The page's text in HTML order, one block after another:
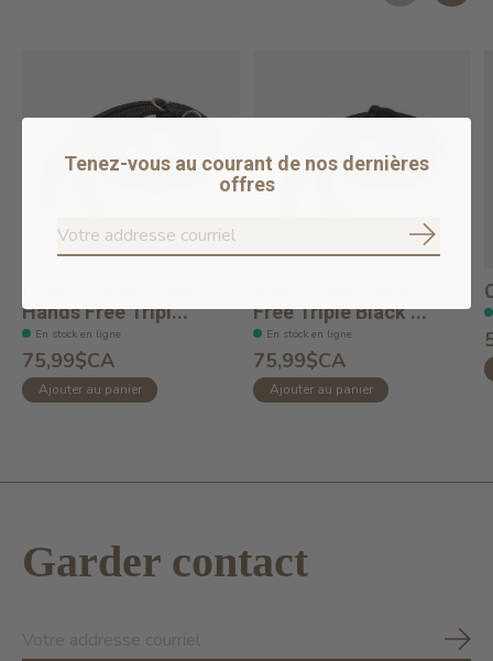
Hands Free Tripl...
En stock en ligne
75,99$CA
Ajouter au panier
Free Triple Black ...
En stock en ligne
75,99$CA
Ajouter au panier
Garder contact
Tenez-vous au courant de nos dernières
offres